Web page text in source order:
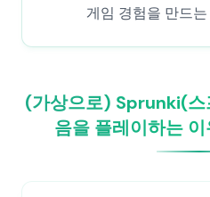
게임 경험을 만드
(가상으로) Sprunki(스
음을 플레이하는